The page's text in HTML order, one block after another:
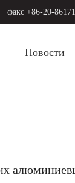
факс +86-20-
Новости